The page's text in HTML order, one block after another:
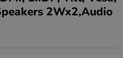
2Wx2,Audio